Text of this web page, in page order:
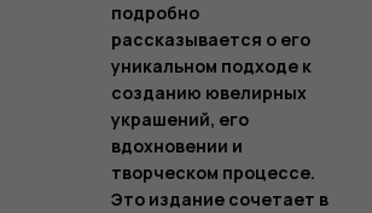
подробно
рассказывается о его
уникальном подходе к
созданию ювелирных
украшений, его
вдохновении и
творческом процессе.
Это издание сочетает в